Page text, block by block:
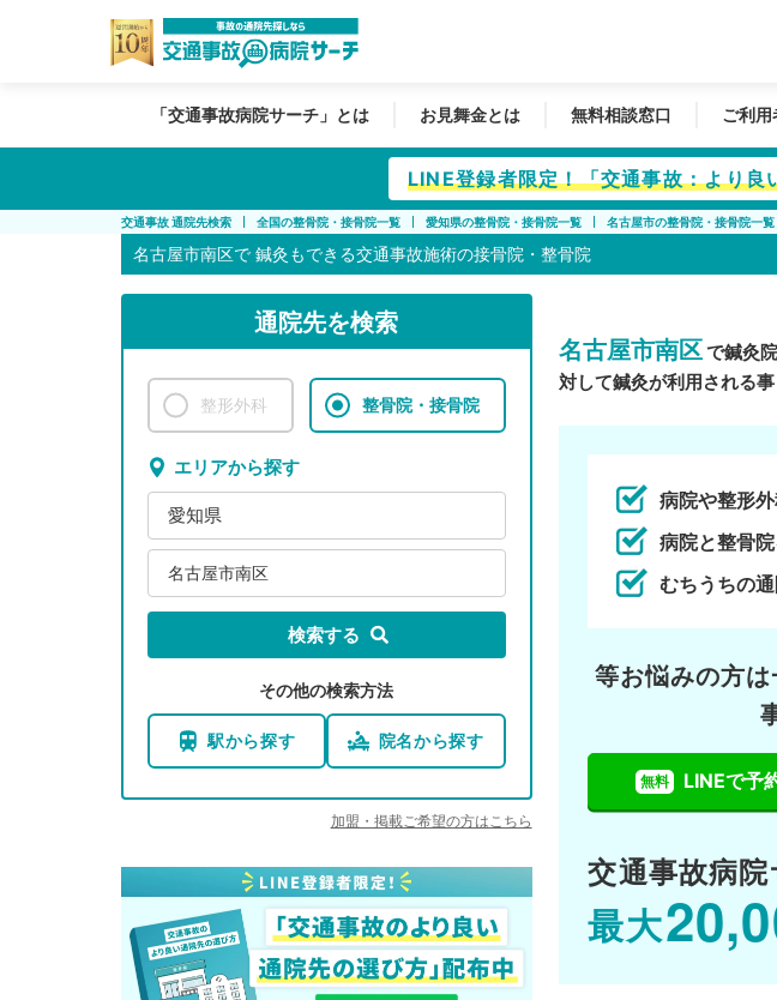
「交通事故病院サーチ」とは お見舞金とは 無料相談窓口 ご利
LINE登録者限定！「交通事故：より
交通事故 通院先検索 全国の整骨院・接骨院一覧 愛知県の整骨院・接骨院一覧 名古屋市の整骨院・接骨院一覧
名古屋市南区で 鍼灸もできる交通事故施術の接骨院・整骨院
通院先を検索
整形外科 整骨院・接骨院
エリアから探す
愛知県
名古屋市南区
検索する
その他の検索方法
駅から探す 院名から探す
加盟・掲載ご希望の方はこちら
名古屋市南区で鍼灸
対して鍼灸が利用される事
病院や整形
病院と整骨
むちうちの
等お悩みの方は
無料 LINEで予
交通事故病
最大